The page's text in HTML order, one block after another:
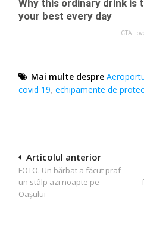
Mai multe despre
covid 19,echipamente de
Navigare
în
articole
Articolul anterior
FOTO. Un bărbat a făcut praf
un stâlp azi noapte pe
Oașului